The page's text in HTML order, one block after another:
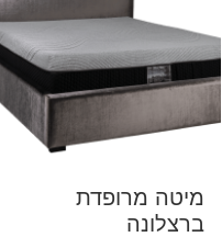
מיטה מרופדת
ברצלונה